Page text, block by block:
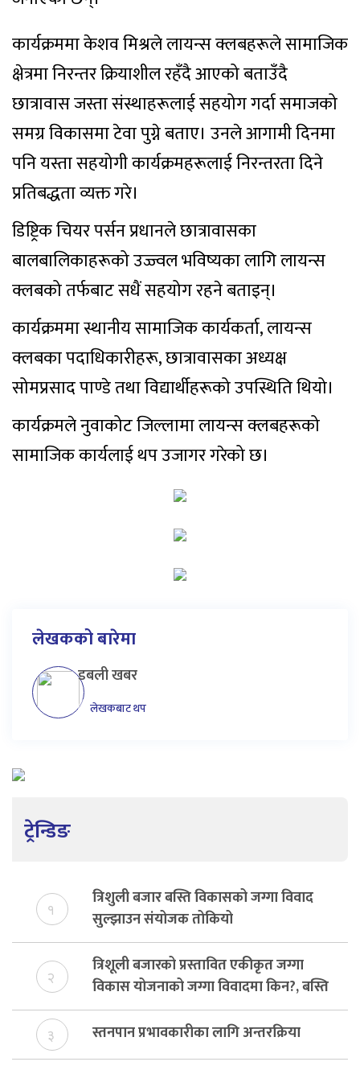
कार्यक्रममा केशव मिश्रले लायन्स क्लबहरूले सामाजिक
क्षेत्रमा निरन्तर क्रियाशील रहँदै आएको बताउँदै
छात्रावास जस्ता संस्थाहरूलाई सहयोग गर्दा समाजको
समग्र विकासमा टेवा पुग्ने बताए। उनले आगामी दिनमा
पनि यस्ता सहयोगी कार्यक्रमहरूलाई निरन्तरता दिने
प्रतिबद्धता व्यक्त गरे।
डिष्ट्रिक चियर पर्सन प्रधानले छात्रावासका
बालबालिकाहरूको उज्ज्वल भविष्यका लागि लायन्स
क्लबको तर्फबाट सधैं सहयोग रहने बताइन्।
कार्यक्रममा स्थानीय सामाजिक कार्यकर्ता, लायन्स
क्लबका पदाधिकारीहरू, छात्रावासका अध्यक्ष
सोमप्रसाद पाण्डे तथा विद्यार्थीहरूको उपस्थिति थियो।
कार्यक्रमले नुवाकोट जिल्लामा लायन्स क्लबहरूको
सामाजिक कार्यलाई थप उजागर गरेको छ।
लेखकको बारेमा
डबली खबर
लेखकबाट थप
ट्रेन्डिङ
१
त्रिशुली बजार बस्ति विकासको जग्गा विवाद
सुल्झाउन संयोजक तोकियो
२
त्रिशूली बजारको प्रस्तावित एकीकृत जग्गा
विकास योजनाको जग्गा विवादमा किन?, बस्ति
विकास दर्ता नभए समिति विघटन हुने
३ स्तनपान प्रभावकारीका लागि अन्तरक्रिया